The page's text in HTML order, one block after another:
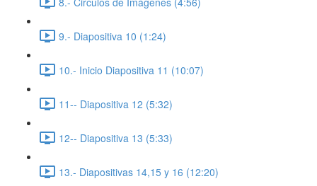
9.- Diapositiva 10 (1:24)
10.- Inicio Diapositiva 11 (10:07)
11-- Diapositiva 12 (5:32)
12-- Diapositiva 13 (5:33)
13.- Diapositivas 14,15 y 16 (12:20)